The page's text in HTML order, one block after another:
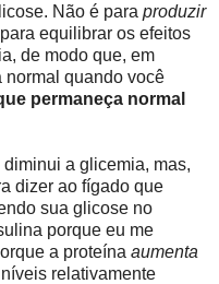
Não é para produzir
equilibrar os efeitos
de modo que, em
quando você
permaneça normal
a glicemia, mas,
dizer ao fígado que
sua glicose no
porque eu me
a proteína aumenta
relativamente